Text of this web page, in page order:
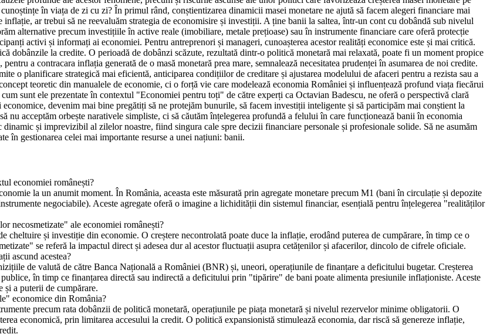
în viața de zi cu zi? În primul rând, conștientizarea dinamicii masei monetare ne ajută să facem alegeri financiare mai
ar trebui să ne reevaluăm strategia de economisire și investiții. A ține banii la saltea, într-un cont cu dobândă sub nivelul
alternative precum investițiile în active reale (imobiliare, metale prețioase) sau în instrumente financiare care oferă protecție
activi și informați ai economiei. Pentru antreprenori și manageri, cunoașterea acestor realități economice este și mai critică.
dobânzile la credite. O perioadă de dobânzi scăzute, rezultată dintr-o politică monetară mai relaxată, poate fi un moment propice
a contracara inflația generată de o masă monetară prea mare, semnalează necesitatea prudenței în asumarea de noi credite.
o planificare strategică mai eficientă, anticiparea condițiilor de creditare și ajustarea modelului de afaceri pentru a rezista sau a
teoretic din manualele de economie, ci o forță vie care modelează economia României și influențează profund viața fiecărui
sunt ele prezentate în contextul "Economiei pentru toți" de către experți ca Octavian Badescu, ne oferă o perspectivă clară
devenim mai bine pregătiți să ne protejăm bunurile, să facem investiții inteligente și să participăm mai conștient la
nu acceptăm orbește narativele simpliste, ci să căutăm înțelegerea profundă a felului în care funcționează banii în economia
și imprevizibil al zilelor noastre, fiind singura cale spre decizii financiare personale și profesionale solide. Să ne asumăm
în gestionarea celei mai importante resurse a unei națiuni: banii.
economiei românești?
la un anumit moment. În România, aceasta este măsurată prin agregate monetare precum M1 (bani în circulație și depozite
negociabile). Aceste agregate oferă o imagine a lichidității din sistemul financiar, esențială pentru înțelegerea "realităților
necosmetizate" ale economiei românești?
cheltuire și investiție din economie. O creștere necontrolată poate duce la inflație, erodând puterea de cumpărare, în timp ce o
se referă la impactul direct și adesea dur al acestor fluctuații asupra cetățenilor și afacerilor, dincolo de cifrele oficiale.
ascund acestea?
de valută de către Banca Națională a României (BNR) și, uneori, operațiunile de finanțare a deficitului bugetar. Creșterea
în timp ce finanțarea directă sau indirectă a deficitului prin "tipărire" de bani poate alimenta presiunile inflaționiste. Aceste
și a puterii de cumpărare.
economice din România?
precum rata dobânzii de politică monetară, operațiunile pe piața monetară și nivelul rezervelor minime obligatorii. O
economică, prin limitarea accesului la credit. O politică expansionistă stimulează economia, dar riscă să genereze inflație,